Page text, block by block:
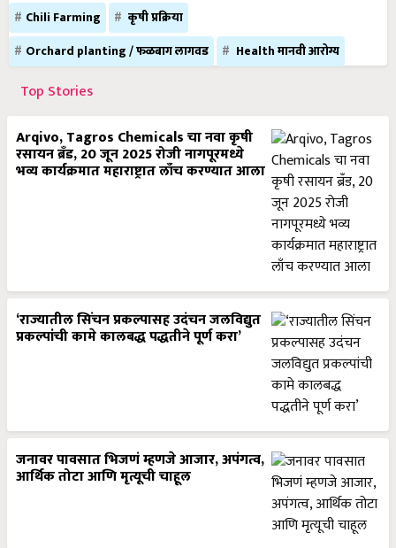
Chili Farming
कृषी प्रक्रिया
Orchard planting / फळबाग लागवड
Health मानवी आरोग्य
Top Stories
Arqivo, Tagros Chemicals चा नवा कृषी
रसायन ब्रँड, 20 जून 2025 रोजी नागपूरमध्ये
भव्य कार्यक्रमात महाराष्ट्रात लाँच करण्यात आला
‘राज्यातील सिंचन प्रकल्पासह उदंचन जलविद्युत
प्रकल्पांची कामे कालबद्ध पद्धतीने पूर्ण करा’
जनावर पावसात भिजणं म्हणजे आजार, अपंगत्व,
आर्थिक तोटा आणि मृत्यूची चाहूल